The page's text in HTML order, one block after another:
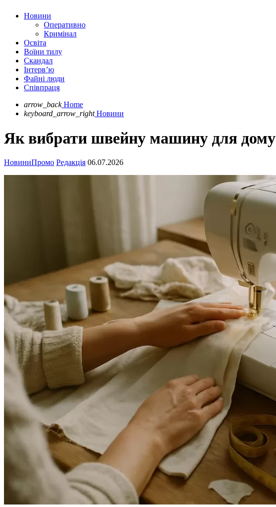
Новини
Оперативно
Кримінал
Освіта
Воїни тилу
Скандал
Інтерв’ю
Файні люди
Співпраця
arrow_back Home
keyboard_arrow_right Новини
Як вибрати швейну машину для дому
НовиниПромо Редакція 06.07.2026